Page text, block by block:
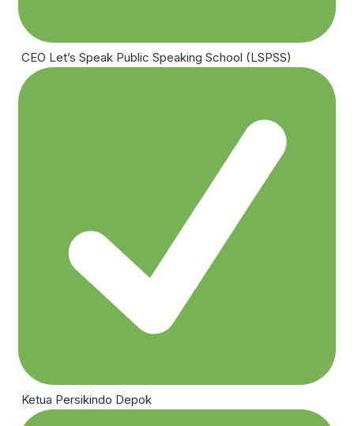
CEO Let’s Speak Public Speaking School (LSPSS)
Ketua Persikindo Depok